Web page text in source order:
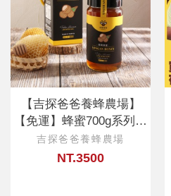
【吉探爸爸養蜂農場】
【免運】蜂蜜700g系列口
味任選買五送一
吉探爸爸養蜂農場
NT.3500